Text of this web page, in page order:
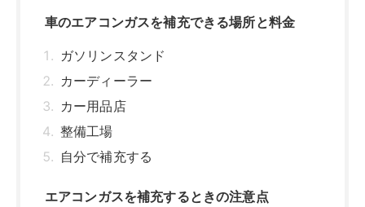
車のエアコンガスを補充できる場所と料金
ガソリンスタンド
カーディーラー
カー用品店
整備工場
自分で補充する
エアコンガスを補充するときの注意点